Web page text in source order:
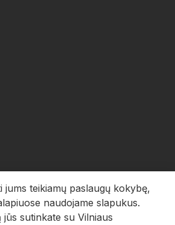
01122, Vilnius
jums teikiamų paslaugų kokybę,
naudojame slapukus.
jūs sutinkate su Vilniaus